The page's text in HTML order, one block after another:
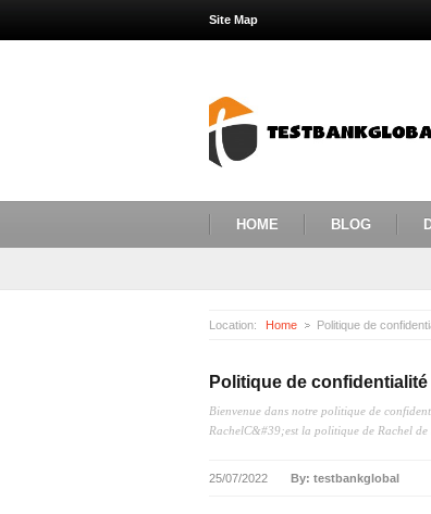
Site Map
HOME BLOG
Location: Home Politique de
Politique de confidentialité
Bienvenue dans notre politique de
RachelC&#39;est la politique de Rachel de
25/07/2022 By: testbankglobal